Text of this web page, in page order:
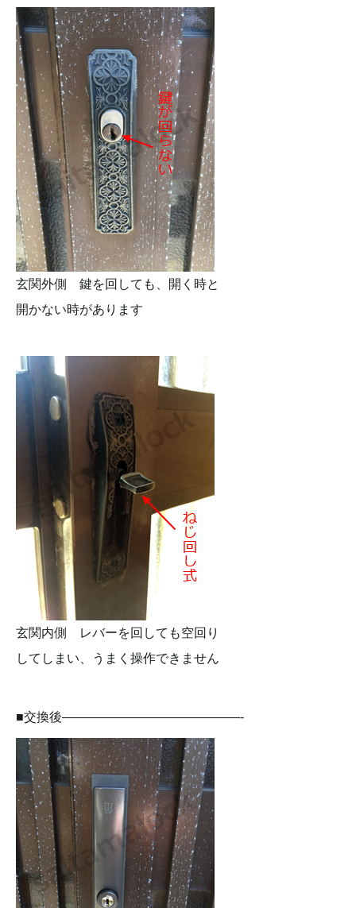
玄関外側 鍵を回しても、開く時と
開かない時があります
玄関内側 レバーを回しても空回り
してしまい、うまく操作できません
■交換後——————————————-